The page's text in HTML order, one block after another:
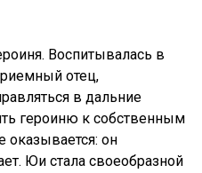
Воспитывалась в
отец,
в дальние
героиню к собственным
оказывается: он
Юи стала своеобразной